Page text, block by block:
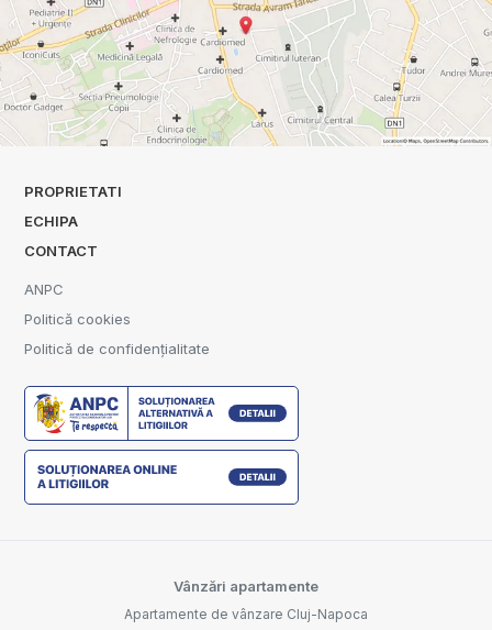
PROPRIETATI
ECHIPA
CONTACT
ANPC
Politică cookies
Politică de confidențialitate
Vânzări apartamente
Apartamente de vânzare Cluj-Napoca